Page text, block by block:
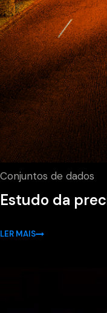
Conjuntos de dados
Estudo da
LER MAIS